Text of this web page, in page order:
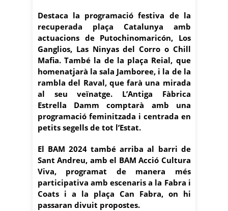
Destaca la programació festiva de la
recuperada plaça Catalunya amb
actuacions de Putochinomaricón, Los
Ganglios, Las Ninyas del Corro o Chill
Mafia. També la de la plaça Reial, que
homenatjarà la sala Jamboree, i la de la
rambla del Raval, que farà una mirada
al seu veïnatge. L’Antiga Fàbrica
Estrella Damm comptarà amb una
programació feminitzada i centrada en
petits segells de tot l’Estat.
El BAM 2024 també arriba al barri de
Sant Andreu, amb el BAM Acció Cultura
Viva, programat de manera més
participativa amb escenaris a la Fabra i
Coats i a la plaça Can Fabra, on hi
passaran divuit propostes.